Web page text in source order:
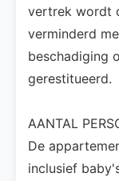
vertrek wordt
verminderd
beschadiging
gerestitueerd.
AANTAL
De
inclusief